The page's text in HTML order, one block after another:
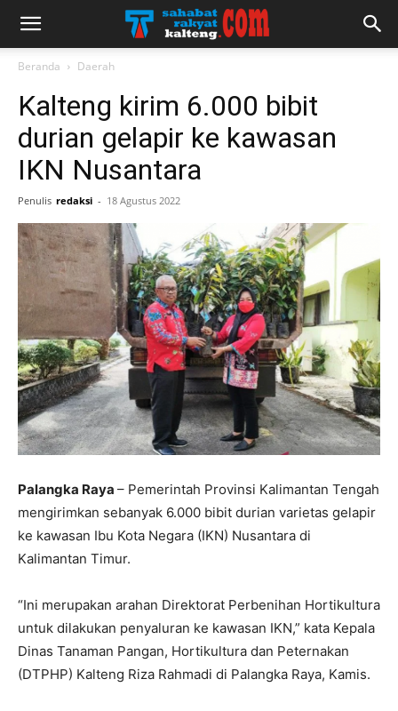
Beranda Daerah
Kalteng kirim 6.000 bibit
durian gelapir ke kawasan
IKN Nusantara
Penulis redaksi - 18 Agustus 2022
Palangka Raya – Pemerintah Provinsi Kalimantan Tengah
mengirimkan sebanyak 6.000 bibit durian varietas gelapir
ke kawasan Ibu Kota Negara (IKN) Nusantara di
Kalimantan Timur.
“Ini merupakan arahan Direktorat Perbenihan Hortikultura
untuk dilakukan penyaluran ke kawasan IKN,” kata Kepala
Dinas Tanaman Pangan, Hortikultura dan Peternakan
(DTPHP) Kalteng Riza Rahmadi di Palangka Raya, Kamis.